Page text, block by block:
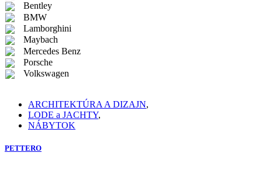
Bentley
BMW
Lamborghini
Maybach
Mercedes Benz
Porsche
Volkswagen
ARCHITEKTÚRA A DIZAJN,
LODE a JACHTY,
NÁBYTOK
PETTERO